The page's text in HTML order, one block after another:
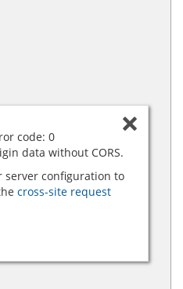
code: 0
data without CORS.
server configuration to
cross-site request